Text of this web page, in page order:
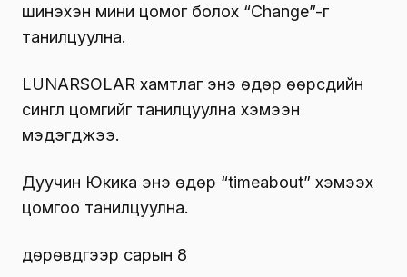
шинэхэн мини цомог болох “Change”-г
танилцуулна.
LUNARSOLAR хамтлаг энэ өдөр өөрсдийн
сингл цомгийг танилцуулна хэмээн
мэдэгджээ.
Дуучин Юүкика энэ өдөр “timeabout” хэмээх
цомгоо танилцуулна.
дөрөвдүгээр сарын 8